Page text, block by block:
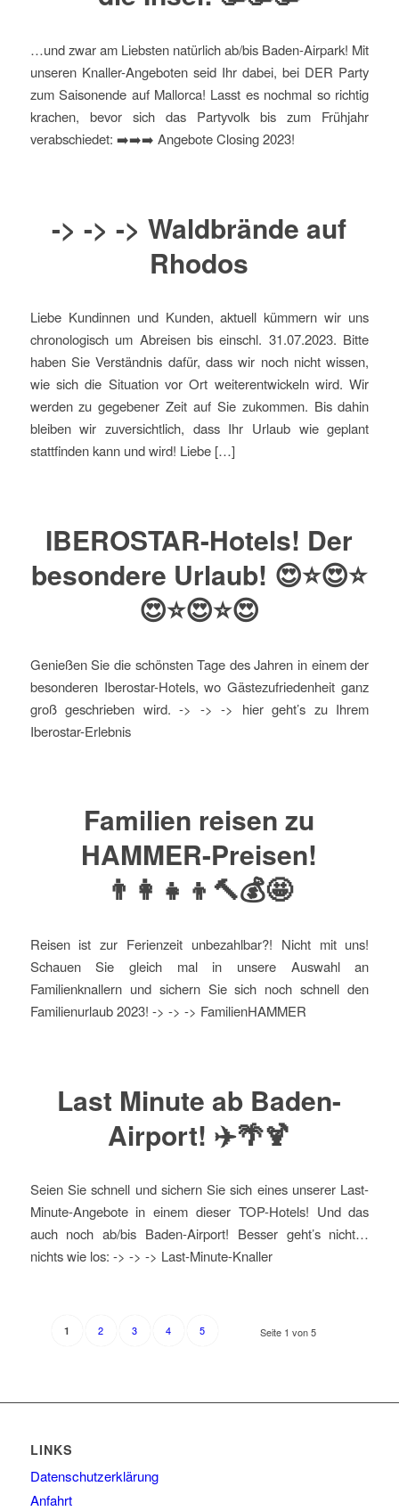
…und zwar am Liebsten natürlich ab/bis Baden-Airpark! Mit
unseren Knaller-Angeboten seid Ihr dabei, bei DER Party
zum Saisonende auf Mallorca! Lasst es nochmal so richtig
krachen, bevor sich das Partyvolk bis zum Frühjahr
verabschiedet: ➡️➡️➡️ Angebote Closing 2023!
-> -> -> Waldbrände auf
Rhodos
Liebe Kundinnen und Kunden, aktuell kümmern wir uns
chronologisch um Abreisen bis einschl. 31.07.2023. Bitte
haben Sie Verständnis dafür, dass wir noch nicht wissen,
wie sich die Situation vor Ort weiterentwickeln wird. Wir
werden zu gegebener Zeit auf Sie zukommen. Bis dahin
bleiben wir zuversichtlich, dass Ihr Urlaub wie geplant
stattfinden kann und wird! Liebe […]
IBEROSTAR-Hotels! Der
besondere Urlaub! 😍⭐️😍⭐️
😍⭐️😍⭐️😍
Genießen Sie die schönsten Tage des Jahren in einem der
besonderen Iberostar-Hotels, wo Gästezufriedenheit ganz
groß geschrieben wird. -> -> -> hier geht’s zu Ihrem
Iberostar-Erlebnis
Familien reisen zu
HAMMER-Preisen!
👨‍👩‍👧‍👦🔨💰🤩
Reisen ist zur Ferienzeit unbezahlbar?! Nicht mit uns!
Schauen Sie gleich mal in unsere Auswahl an
Familienknallern und sichern Sie sich noch schnell den
Familienurlaub 2023! -> -> -> FamilienHAMMER
Last Minute ab Baden-
Airport! ✈️🌴🍹
Seien Sie schnell und sichern Sie sich eines unserer Last-
Minute-Angebote in einem dieser TOP-Hotels! Und das
auch noch ab/bis Baden-Airport! Besser geht’s nicht…
nichts wie los: -> -> -> Last-Minute-Knaller
Seite 1 von 5
1 2 3 4 5
LINKS
Datenschutzerklärung
Anfahrt